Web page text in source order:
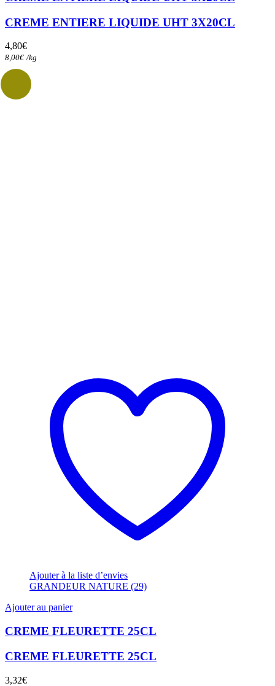
CREME ENTIERE LIQUIDE UHT 3X20CL
4,80€
8,00€ /kg
Ajouter à la liste d’envies
GRANDEUR NATURE (29)
Ajouter au panier
CREME FLEURETTE 25CL
CREME FLEURETTE 25CL
3,32€